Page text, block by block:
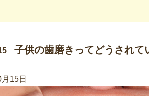
子供の歯磨きってどうされて
15日